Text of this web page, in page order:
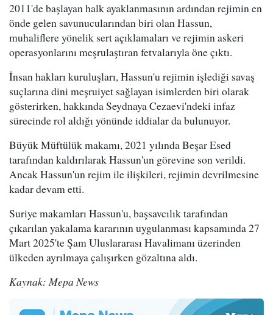
2011'de başlayan halk ayaklanmasının ardından rejimin en
önde gelen savunucularından biri olan Hassun,
muhaliflere yönelik sert açıklamaları ve rejimin askeri
operasyonlarını meşrulaştıran fetvalarıyla öne çıktı.
İnsan hakları kuruluşları, Hassun'u rejimin işlediği savaş
suçlarına dini meşruiyet sağlayan isimlerden biri olarak
gösterirken, hakkında Seydnaya Cezaevi'ndeki infaz
sürecinde rol aldığı yönünde iddialar da bulunuyor.
Büyük Müftülük makamı, 2021 yılında Beşar Esed
tarafından kaldırılarak Hassun'un görevine son verildi.
Ancak Hassun'un rejim ile ilişkileri, rejimin devrilmesine
kadar devam etti.
Suriye makamları Hassun'u, başsavcılık tarafından
çıkarılan yakalama kararının uygulanması kapsamında 27
Mart 2025'te Şam Uluslararası Havalimanı üzerinden
ülkeden ayrılmaya çalışırken gözaltına aldı.
Kaynak: Mepa News